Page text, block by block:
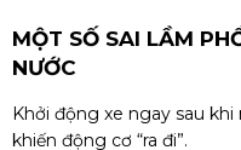
MỘT SỐ SAI LẦM
NƯỚC
Khởi động xe ngay sau
khiến động cơ “ra đi”.